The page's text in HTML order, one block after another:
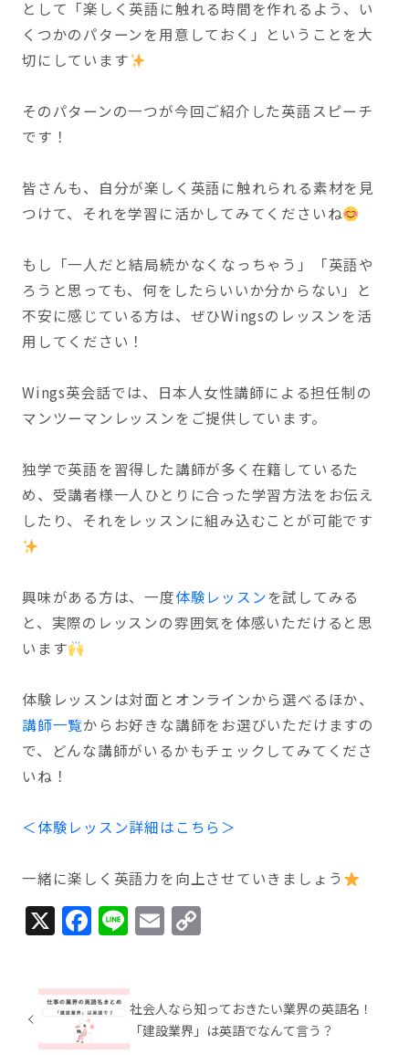
として「楽しく英語に触れる時間を作れるよう、い
くつかのパターンを用意しておく」ということを大
切にしています
そのパターンの一つが今回ご紹介した英語スピーチ
です！
皆さんも、自分が楽しく英語に触れられる素材を見
つけて、それを学習に活かしてみてくださいね
もし「一人だと結局続かなくなっちゃう」「英語や
ろうと思っても、何をしたらいいか分からない」と
不安に感じている方は、ぜひWingsのレッスンを活
用してください！
Wings英会話では、日本人女性講師による担任制の
マンツーマンレッスンをご提供しています。
独学で英語を習得した講師が多く在籍しているた
め、受講者様一人ひとりに合った学習方法をお伝え
したり、それをレッスンに組み込むことが可能です
興味がある方は、一度体験レッスンを試してみる
と、実際のレッスンの雰囲気を体感いただけると思
います
体験レッスンは対面とオンラインから選べるほか、
講師一覧からお好きな講師をお選びいただけますの
で、どんな講師がいるかもチェックしてみてくださ
いね！
＜体験レッスン詳細はこちら＞
一緒に楽しく英語力を向上させていきましょう
X Facebook
LineEmail
社会人なら知っておきたい業界の英語名！
「建設業界」は英語でなんて言う？